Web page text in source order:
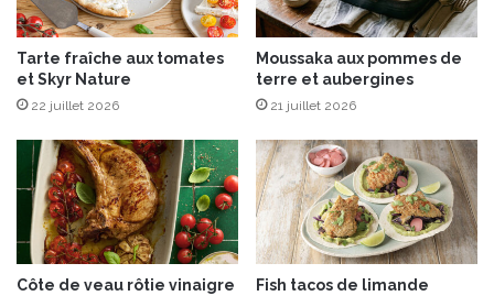
e
t
F
r
i
e
n
e
-
S
o
Tarte fraîche aux tomates
et Skyr Nature
22 juillet 2026
Moussaka aux pommes de
terre et aubergines
21 juillet 2026
Côte de veau rôtie vinaigre
Fish tacos de limande